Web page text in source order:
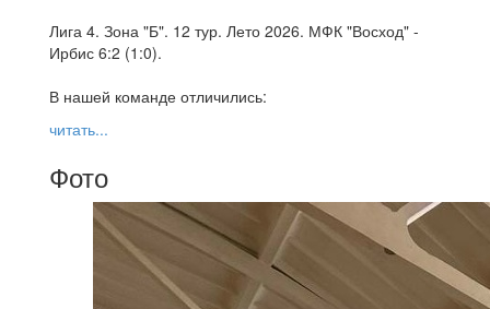
Лига 4. Зона "Б". 12 тур. Лето 2026. МФК "Восход" -
Ирбис 6:2 (1:0).
В нашей команде отличились:
читать...
Фото